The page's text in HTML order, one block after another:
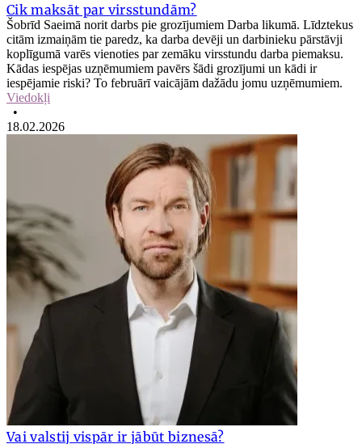
Cik maksāt par virsstundām?
Šobrīd Saeimā norit darbs pie grozījumiem Darba likumā. Līdztekus
citām izmaiņām tie paredz, ka darba devēji un darbinieku pārstāvji
koplīgumā varēs vienoties par zemāku virsstundu darba piemaksu.
Kādas iespējas uzņēmumiem pavērs šādi grozījumi un kādi ir
iespējamie riski? To februārī vaicājām dažādu jomu uzņēmumiem.
Viedokļi
•
18.02.2026
Vai valstij vispār ir jābūt biznesā?